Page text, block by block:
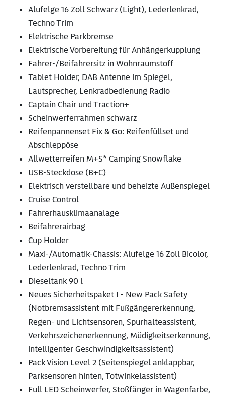
Alufelge 16 Zoll Schwarz (Light), Lederlenkrad,
Techno Trim
Elektrische Parkbremse
Elektrische Vorbereitung für Anhängerkupplung
Fahrer-/Beifahrersitz in Wohnraumstoff
Tablet Holder, DAB Antenne im Spiegel,
Lautsprecher, Lenkradbedienung Radio
Captain Chair und Traction+
Scheinwerferrahmen schwarz
Reifenpannenset Fix & Go: Reifenfüllset und
Abschleppöse
Allwetterreifen M+S* Camping Snowflake
USB-Steckdose (B+C)
Elektrisch verstellbare und beheizte Außenspiegel
Cruise Control
Fahrerhausklimaanalage
Beifahrerairbag
Cup Holder
Maxi-/Automatik-Chassis: Alufelge 16 Zoll Bicolor,
Lederlenkrad, Techno Trim
Dieseltank 90 l
Neues Sicherheitspaket I - New Pack Safety
(Notbremsassistent mit Fußgängererkennung,
Regen- und Lichtsensoren, Spurhalteassistent,
Verkehrszeichenerkennung, Müdigkeitserkennung,
intelligenter Geschwindigkeitsassistent)
Pack Vision Level 2 (Seitenspiegel anklappbar,
Parksensoren hinten, Totwinkelassistent)
Full LED Scheinwerfer, Stoßfänger in Wagenfarbe,